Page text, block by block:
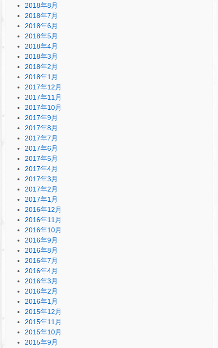
2018年8月
2018年7月
2018年6月
2018年5月
2018年4月
2018年3月
2018年2月
2018年1月
2017年12月
2017年11月
2017年10月
2017年9月
2017年8月
2017年7月
2017年6月
2017年5月
2017年4月
2017年3月
2017年2月
2017年1月
2016年12月
2016年11月
2016年10月
2016年9月
2016年8月
2016年7月
2016年4月
2016年3月
2016年2月
2016年1月
2015年12月
2015年11月
2015年10月
2015年9月